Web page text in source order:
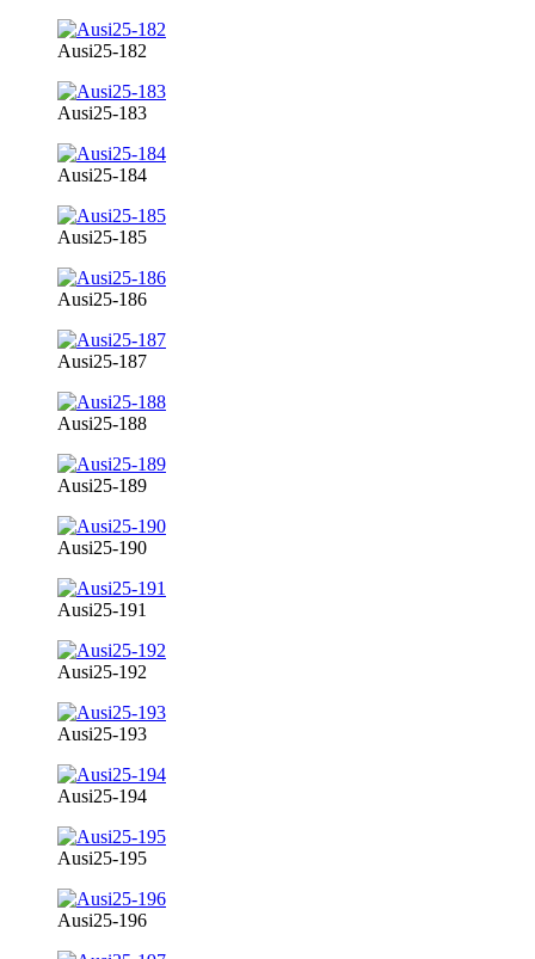
Ausi25-182
Ausi25-183
Ausi25-184
Ausi25-185
Ausi25-186
Ausi25-187
Ausi25-188
Ausi25-189
Ausi25-190
Ausi25-191
Ausi25-192
Ausi25-193
Ausi25-194
Ausi25-195
Ausi25-196